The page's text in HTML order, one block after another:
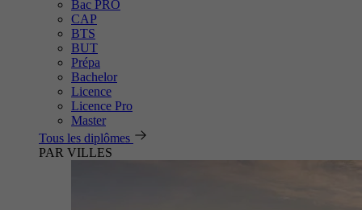
Bac PRO
CAP
BTS
BUT
Prépa
Bachelor
Licence
Licence Pro
Master
Tous les diplômes
PAR VILLES